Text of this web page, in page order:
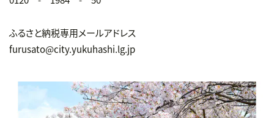
ふるさと納税専用メールアドレス
furusato@city.yukuhashi.lg.jp